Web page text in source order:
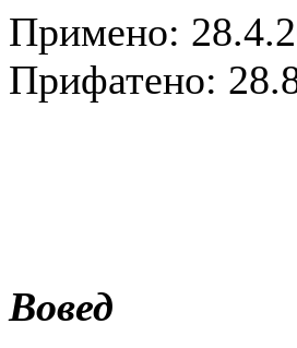
Примено:
Прифатено:
Вовед